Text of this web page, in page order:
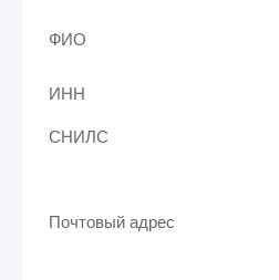
ФИО
ИНН
СНИЛС
Почтовый адрес